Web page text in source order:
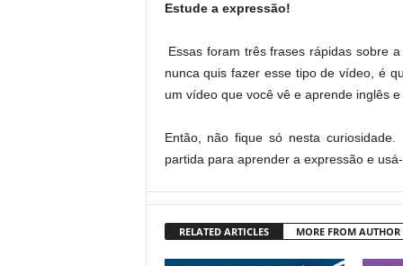
Estude a expressão!
Essas foram três frases rápidas sobre
nunca quis fazer esse tipo de vídeo, é
um vídeo que você vê e aprende inglês
Então, não fique só nesta
partida para aprender a expressão e
RELATED ARTICLES MORE FROM AUTHOR